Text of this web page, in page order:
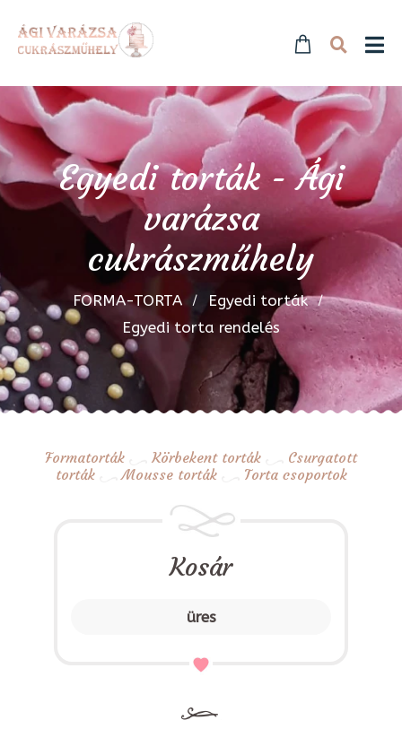
Egyedi torták - Ági
varázsa
cukrászműhely
FORMA-TORTA
Egyedi torták
Egyedi torta rendelés
Formatorták Körbekent torták
Csurgatott
torták
Mousse torták Torta csoportok
Kosár
üres